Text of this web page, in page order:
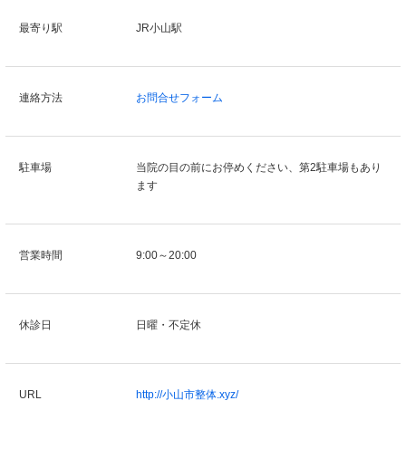
最寄り駅 JR小山駅
連絡方法 お問合せフォーム
駐車場
当院の目の前にお停めください、第2駐車場もあり
ます
営業時間 9:00～20:00
休診日 日曜・不定休
URL http://小山市整体.xyz/